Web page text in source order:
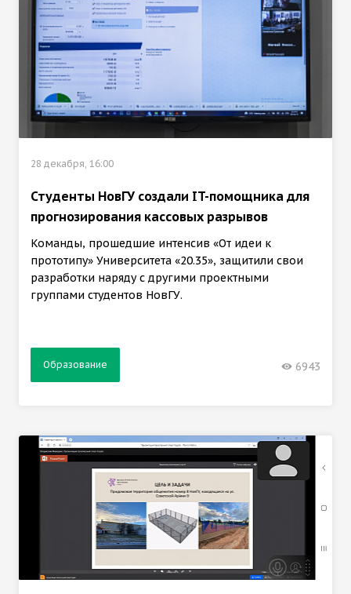
28 декабря, 16:00
Студенты НовГУ создали IT-помощника для
прогнозирования кассовых разрывов
Команды, прошедшие интенсив «От идеи к
прототипу» Университета «20.35», защитили свои
разработки наряду с другими проектными
группами студентов НовГУ.
Образование 6943